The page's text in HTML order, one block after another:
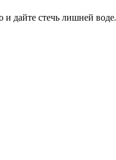
и дайте стечь лишней воде.